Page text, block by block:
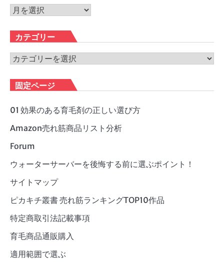
ア
カ
イ
ブ
カテゴリー
カ
ゴ
リ
ー
固定ページ
01 効果のある育毛剤の正しい選び方
Amazon売れ筋商品リスト分析
Forum
ウォーターサーバーを後悔する前に選ぶポイント！
サイトマップ
ピカキチ叢書 売れ筋ランキングTOP10作品
特定商取引法記載事項
育毛商品通販購入
適用範囲で選ぶ